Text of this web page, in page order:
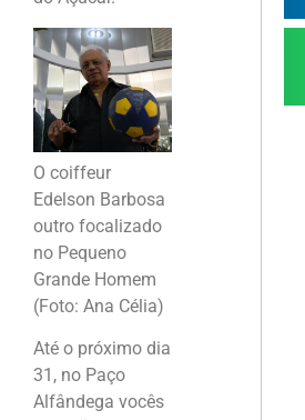
O coiffeur
Edelson Barbosa
outro focalizado
no Pequeno
Grande Homem
(Foto: Ana Célia)
Até o próximo dia
31, no Paço
Alfândega vocês